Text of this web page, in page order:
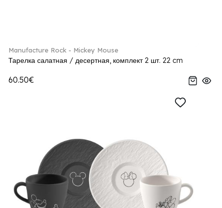
Manufacture Rock - Mickey Mouse
Тарелка салатная / десертная, комплект 2 шт. 22 cm
60.50€